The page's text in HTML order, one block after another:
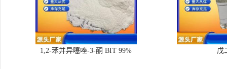
1,2-苯并异噻唑-3-酮 BIT 99% 戊